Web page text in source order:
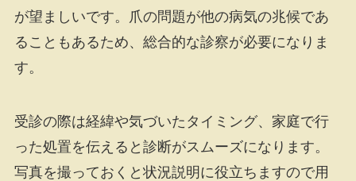
が望ましいです。爪の問題が他の病気の兆候であ
ることもあるため、総合的な診察が必要になりま
す。
受診の際は経緯や気づいたタイミング、家庭で行
った処置を伝えると診断がスムーズになります。
写真を撮っておくと状況説明に役立ちますので用